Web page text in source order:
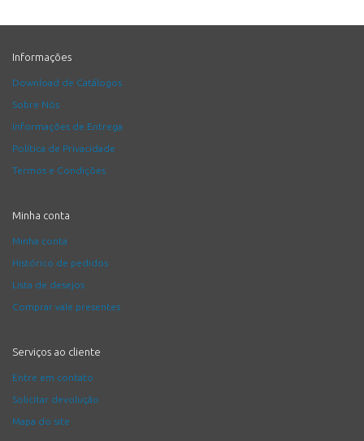
Informações
Download de Catálogos
Sobre Nós
Informações de Entrega
Política de Privacidade
Termos e Condições
Minha conta
Minha conta
Histórico de pedidos
Lista de desejos
Comprar vale presentes
Serviços ao cliente
Entre em contato
Solicitar devolução
Mapa do site